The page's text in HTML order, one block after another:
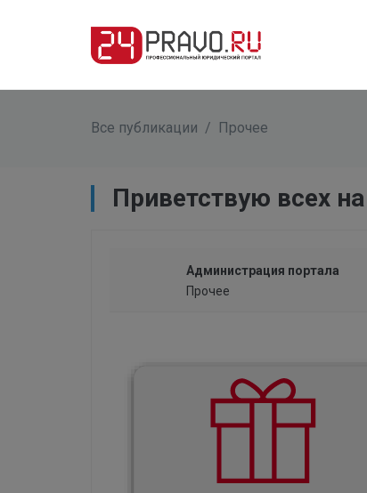
Все публикации / Прочее
Приветствую всех
Администрация портала
Прочее